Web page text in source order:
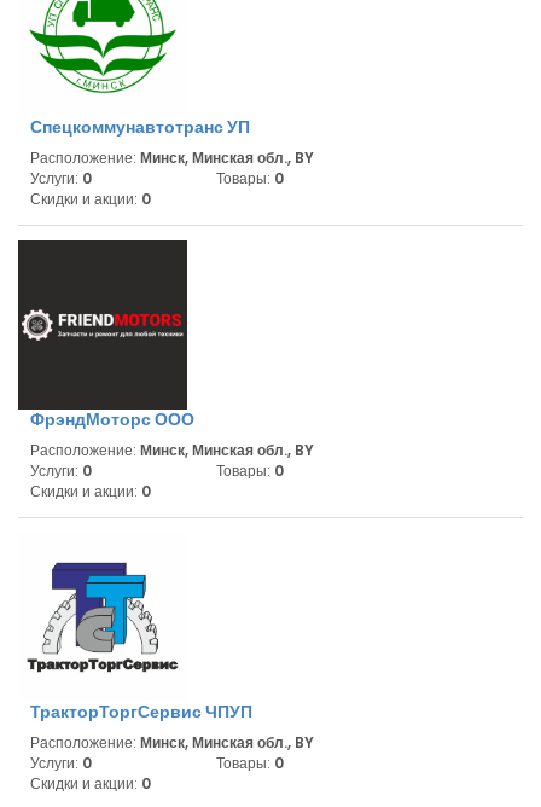
Спецкоммунавтотранс УП
Расположение: Минск, Минская обл., BY
Услуги: 0 Товары: 0
Скидки и акции: 0
ФрэндМоторс ООО
Расположение: Минск, Минская обл., BY
Услуги: 0 Товары: 0
Скидки и акции: 0
ТракторТоргСервис ЧПУП
Расположение: Минск, Минская обл., BY
Услуги: 0 Товары: 0
Скидки и акции: 0